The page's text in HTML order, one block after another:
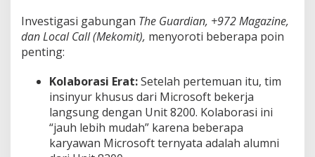
Investigasi gabungan The Guardian, +972 Magazine,
dan Local Call (Mekomit), menyoroti beberapa poin
penting:
Kolaborasi Erat:Setelah pertemuan itu, tim
insinyur khusus dari Microsoft bekerja
langsung dengan Unit 8200. Kolaborasi ini
“jauh lebih mudah” karena beberapa
karyawan Microsoft ternyata adalah alumni